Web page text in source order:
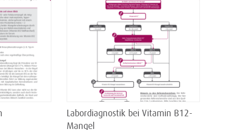
Labordiagnostik bei Vitamin B12-
Mangel